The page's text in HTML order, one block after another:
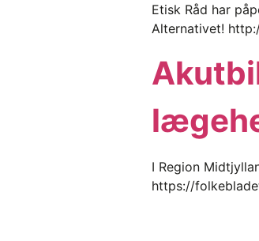
Etisk Råd har
Alternativet!
I Region
https://